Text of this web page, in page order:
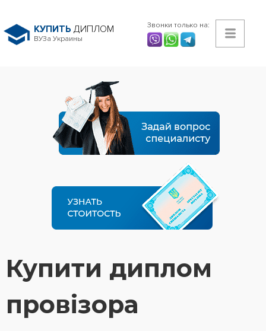
КУПИТЬ ДИПЛОМ
ВУЗа Украины
Звонки только на:
Купити диплом
провізора